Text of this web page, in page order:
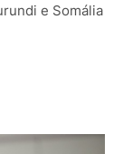
e Somália